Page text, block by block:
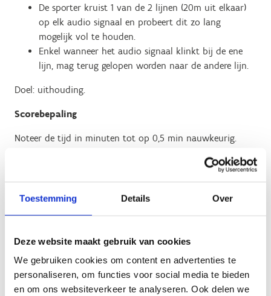
Toestemming Details Over
Deze website maakt gebruik van cookies
We gebruiken cookies om content en advertenties te
personaliseren, om functies voor social media te bieden
en om ons websiteverkeer te analyseren. Ook delen we
De sporter kruist 1 van de 2 lijnen (20m uit elkaar)
op elk audio signaal en probeert dit zo lang
mogelijk vol te houden.
Enkel wanneer het audio signaal klinkt bij de ene
lijn, mag terug gelopen worden naar de andere lijn.
Doel: uithouding.
Scorebepaling
Noteer de tijd in minuten tot op 0,5 min nauwkeurig.
Rond altijd af naar de dichtsbijzijnde halve minuut.
Enkele voorbeelden:
3min 25sec, noteer je als 3,5
Materiaal
Meetlint (minstens 20m)